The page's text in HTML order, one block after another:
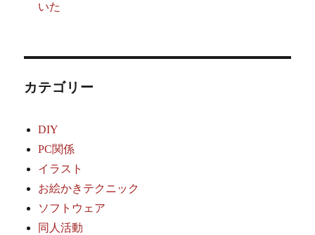
いた
カテゴリー
DIY
PC関係
イラスト
お絵かきテクニック
ソフトウェア
同人活動